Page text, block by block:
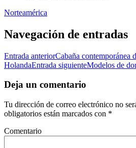
Norteamérica
Navegación de entradas
Entrada anteriorCabaña contemporánea
HolandaEntrada siguienteModelos de
Deja un comentario
Tu dirección de correo electrónico no
obligatorios están marcados con *
Comentario